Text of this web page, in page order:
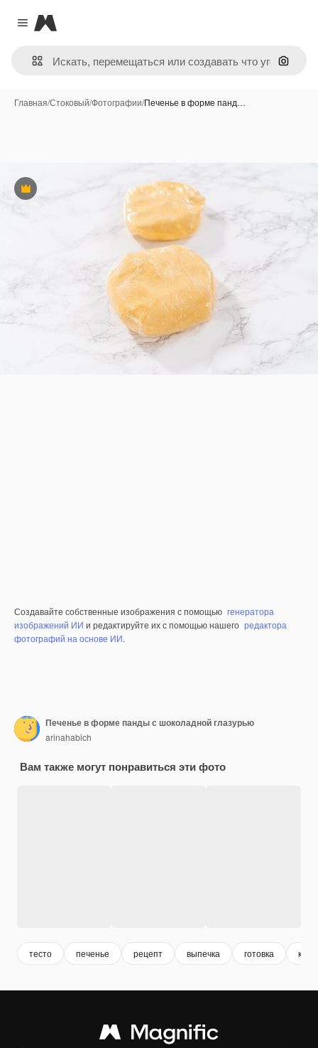
Close menu
Magnific
Поиск
Главная/Стоковый/Фотографии/Печенье в форме панд…
Премиум
Создавайте собственные изображения с помощью генератора
изображений ИИ и редактируйте их с помощью нашего редактора
фотографий на основе ИИ.
Печенье в форме панды с шоколадной глазурью
arinahabich
Вам также могут понравиться эти фото
тесто печенье рецепт выпечка готовка